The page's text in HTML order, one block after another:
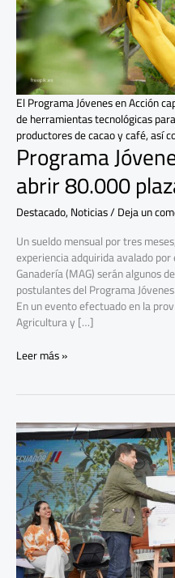
Programa
abrir 80.000
Destacado,Noticias/Deja un
Un sueldo mensual por tres
experiencia adquirida avalado
Ganadería (MAG) serán algunos
postulantes del Programa
En un evento efectuado en la
Agricultura y […]
plazas
de
trabajo
Leer más »
El Programa Jóvenes en Acción
de herramientas tecnológicas
productores de cacao y café, así
Más
de
un
millón
de
dólares
se
invertirán
para